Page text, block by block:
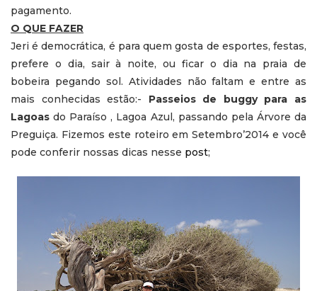
pagamento.
O QUE FAZER
Jeri é democrática, é para quem gosta de esportes, festas,
prefere o dia, sair à noite, ou ficar o dia na praia de
bobeira pegando sol. Atividades não faltam e entre as
mais conhecidas estão:- Passeios de buggy para as
Lagoas do Paraíso , Lagoa Azul, passando pela Árvore da
Preguiça. Fizemos este roteiro em Setembro’2014 e você
pode conferir nossas dicas nesse post;